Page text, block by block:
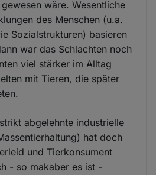
wäre. Wesentliche
des Menschen (u.a.
Sozialstrukturen) basieren
war das Schlachten noch
viel stärker im Alltag
mit Tieren, die später
abgelehnte industrielle
hat doch
und Tierkonsument
- so makaber es ist -